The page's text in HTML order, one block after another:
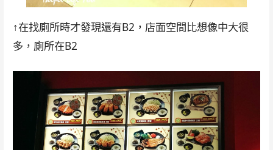
↑在找廁所時才發現還有B2，店面空間比想像中大很
多，廁所在B2